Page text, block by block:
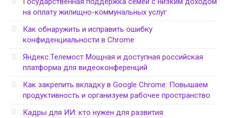
на оплату жилищно-коммунальных услуг
Как обнаружить и исправить ошибку
конфиденциальности в Chrome
Яндекс.Телемост Мощная и доступная российская
платформа для видеоконференций
Как закрепить вкладку в Google Chrome: Повышаем
продуктивность и организуем рабочее пространство
Кадры для ИИ: кто нужен для развития